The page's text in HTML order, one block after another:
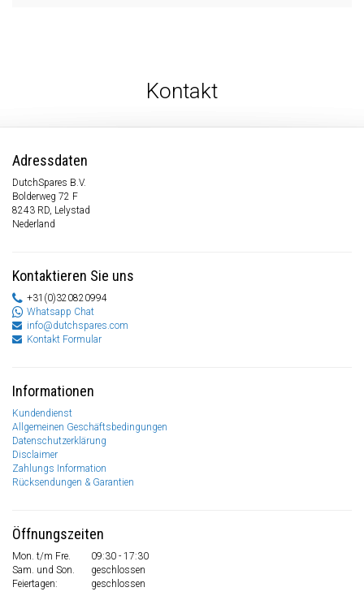
Kontakt
Adressdaten
DutchSpares B.V.
Bolderweg 72 F
8243 RD, Lelystad
Nederland
Kontaktieren Sie uns
+31(0)320820994
Whatsapp Chat
info@dutchspares.com
Kontakt Formular
Informationen
Kundendienst
Allgemeinen Geschäftsbedingungen
Datenschutzerklärung
Disclaimer
Zahlungs Information
Rücksendungen & Garantien
Öffnungszeiten
Mon. t/m Fre.
09:30 - 17:30
Sam. und Son.
geschlossen
Feiertagen:
geschlossen